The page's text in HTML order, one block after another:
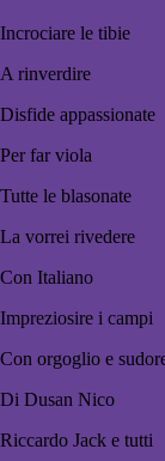
Incrociare le tibie
A rinverdire
Disfide appassionate
Per far viola
Tutte le blasonate
La vorrei rivedere
Con Italiano
Impreziosire i campi
Con orgoglio e
Di Dusan Nico
Riccardo Jack e tutti